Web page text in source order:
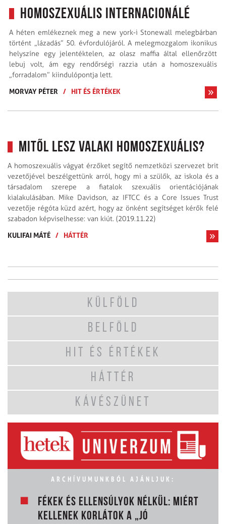
Homoszexuális Internacionálé
A héten emlékeznek meg a new york-i Stonewall melegbárban
történt „lázadás” 50. évfordulójáról. A melegmozgalom ikonikus
helyszíne egy jelentéktelen, az olasz maffia által ellenőrzött
lebuj volt, ám egy rendőrségi razzia után a homoszexuális
„forradalom” kiindulópontja lett.
MORVAY PÉTER
/ HIT ÉS ÉRTÉKEK
Mitől lesz valaki homoszexuális?
A homoszexuális vágyat érzőket segítő nemzetközi szervezet brit
vezetőjével beszélgettünk arról, hogy mi a szülők, az iskola és a
társadalom szerepe a fiatalok szexuális orientációjának
kialakulásában. Mike Davidson, az IFTCC és a Core Issues Trust
vezetője régóta küzd azért, hogy az önként segítséget kérők felé
szabadon képviselhesse: van kiút. (2019.11.22)
KULIFAI MÁTÉ / HÁTTÉR
KÜLFÖLD
BELFÖLD
HIT ÉS ÉRTÉKEK
HÁTTÉR
KÁVÉSZÜNET
ARCHÍVUMUNKBÓL AJÁNLJUK:
FÉKEK ÉS ELLENSÚLYOK NÉLKÜL: MIÉRT
KELLENEK KORLÁTOK A „JÓ